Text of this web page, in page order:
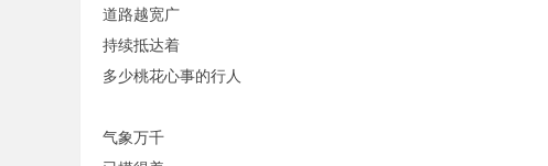
道路越宽广
持续抵达着
多少桃花心事的行人
气象万千